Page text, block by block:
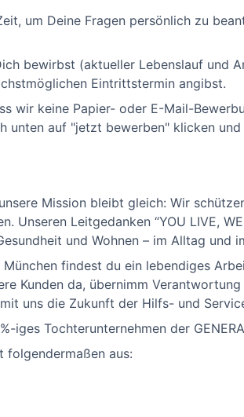
um Deine Fragen persönlich zu
bewirbst (aktueller Lebenslauf und
Eintrittstermin angibst.
wir keine Papier- oder E-Mail-
unten auf "jetzt bewerben" klicken
Mission bleibt gleich: Wir
Unseren Leitgedanken “YOU LIVE,
und Wohnen – im Alltag und
München findest du ein lebendiges
Kunden da, übernimm
uns die Zukunft der Hilfs- und
iges Tochterunternehmen der
folgendermaßen aus: